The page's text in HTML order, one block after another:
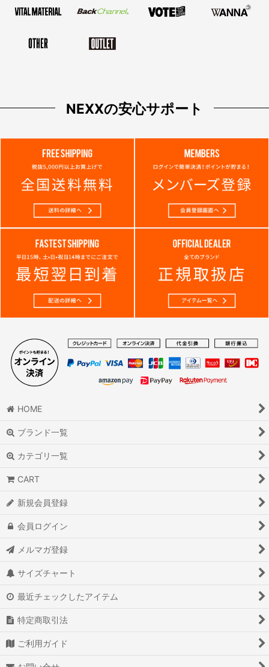
NEXXの安心サポート
HOME
ブランド一覧
カテゴリ一覧
CART
新規会員登録
会員ログイン
メルマガ登録
サイズチャート
最近チェックしたアイテム
特定商取引法
ご利用ガイド